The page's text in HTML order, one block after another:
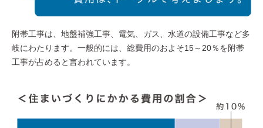
附帯工事は、地盤補強工事、電気、ガス、水道の設備工事など多
岐にわたります。一般的には、総費用のおよそ15～20％を附帯
工事が占めると言われています。